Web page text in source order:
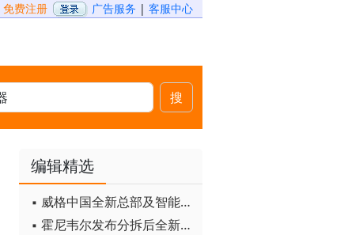
免费注册 广告服务 | 客服中心
搜
编辑精选
▪ 威格中国全新总部及智能工厂启用
▪ 霍尼韦尔发布分拆后全新品牌：霍尼韦尔科技与霍尼韦尔航空航天